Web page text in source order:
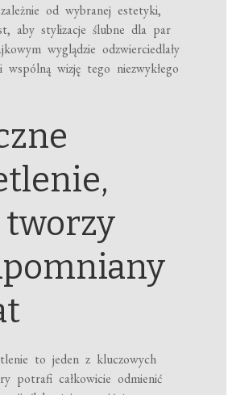
od wybranej estetyki,
aby stylizacje ślubne dla par
wyglądzie odzwierciedlały
wspólną wizję tego niezwykłego
to jeden z kluczowych
potrafi całkowicie odmienić